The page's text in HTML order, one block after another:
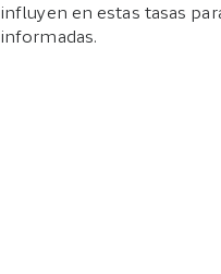
influyen en estas tasas
informadas.